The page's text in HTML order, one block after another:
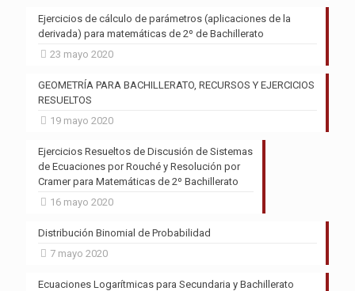
Ejercicios de cálculo de parámetros (aplicaciones de la
derivada) para matemáticas de 2º de Bachillerato
23 mayo 2020
GEOMETRÍA PARA BACHILLERATO, RECURSOS Y EJERCICIOS
RESUELTOS
19 mayo 2020
Ejercicios Resueltos de Discusión de Sistemas
de Ecuaciones por Rouché y Resolución por
Cramer para Matemáticas de 2º Bachillerato
16 mayo 2020
Distribución Binomial de Probabilidad
7 mayo 2020
Ecuaciones Logarítmicas para Secundaria y Bachillerato